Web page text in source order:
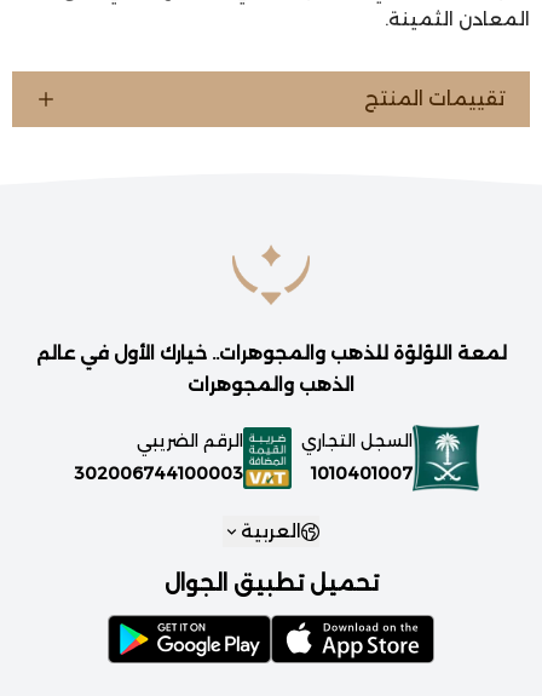
المعادن الثمينة.
تقييمات المنتج
لمعة اللؤلؤة للذهب والمجوهرات.. خيارك الأول في عالم
الذهب والمجوهرات
السجل التجاري
1010401007
الرقم الضريبي
302006744100003
العربية
تحميل تطبيق الجوال